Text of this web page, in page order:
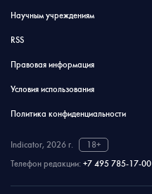
Научным учреждениям
RSS
Правовая информация
Условия использования
Политика конфиденциальности
Indicator, 2026 г.
18+
Телефон редакции: +7 495 785-17-00